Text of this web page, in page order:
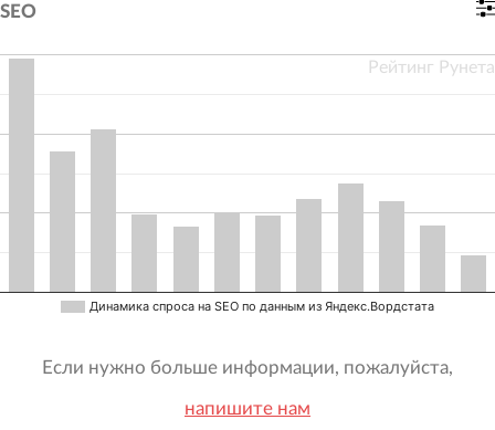
SEO
Динамика спроса на SEO по данным из Яндекс.Вордстата
Рейтинг Рунета
Если нужно больше информации, пожалуйста,
напишите нам